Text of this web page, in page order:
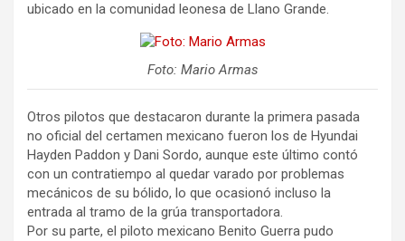
ubicado en la comunidad leonesa de Llano Grande.
Foto: Mario Armas
Otros pilotos que destacaron durante la primera pasada
no oficial del certamen mexicano fueron los de Hyundai
Hayden Paddon y Dani Sordo, aunque este último contó
con un contratiempo al quedar varado por problemas
mecánicos de su bólido, lo que ocasionó incluso la
entrada al tramo de la grúa transportadora.
Por su parte, el piloto mexicano Benito Guerra pudo